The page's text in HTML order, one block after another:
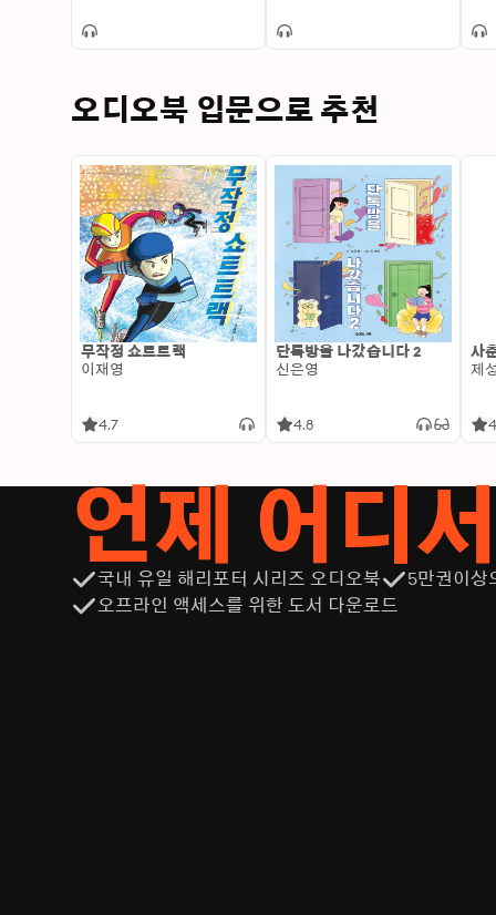
오디오북 입문으로 추천
무작정 쇼트트랙
이재영
4.7
단톡방을 나갔습니다 2
신은영
4.8
사
제
언제 어디
국내 유일 해리포터 시리즈 오디오북
5만권이상
오프라인 액세스를 위한 도서 다운로드